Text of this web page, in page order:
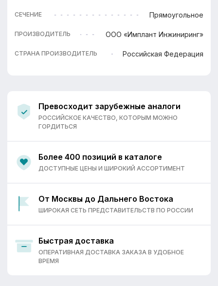
СЕЧЕНИЕ Прямоугольное
ПРОИЗВОДИТЕЛЬ ООО «Имплант Инжиниринг»
СТРАНА ПРОИЗВОДИТЕЛЬ Российская Федерация
Превосходит зарубежные аналоги
РОССИЙСКОЕ КАЧЕСТВО, КОТОРЫМ МОЖНО
ГОРДИТЬСЯ
Более 400 позиций в каталоге
ДОСТУПНЫЕ ЦЕНЫ И ШИРОКИЙ АССОРТИМЕНТ
От Москвы до Дальнего Востока
ШИРОКАЯ СЕТЬ ПРЕДСТАВИТЕЛЬСТВ ПО РОССИИ
Быстрая доставка
ОПЕРАТИВНАЯ ДОСТАВКА ЗАКАЗА В УДОБНОЕ
ВРЕМЯ